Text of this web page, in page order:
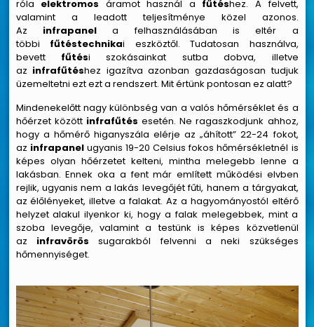
róla elektromos áramot használ a fűtéshez. A felvett,
valamint a leadott teljesítménye közel azonos.
Az infrapanela felhasználásában is eltér a
többi fűtéstechnikai eszköztől. Tudatosan használva,
bevett fűtési szokásainkat sutba dobva, illetve
az infrafűtéshez igazítva azonban gazdaságosan tudjuk
üzemeltetni ezt ezt a rendszert. Mit értünk pontosan ez alatt?
Mindenekelőtt nagy különbség van a valós hőmérséklet és a
hőérzet között infrafűtés esetén. Ne ragaszkodjunk ahhoz,
hogy a hőmérő higanyszála elérje az „áhított” 22-24 fokot,
az infrapanelugyanis 19-20 Celsius fokos hőmérsékletnél is
képes olyan hőérzetet kelteni, mintha melegebb lenne a
lakásban. Ennek oka a fent már említett működési elvben
rejlik, ugyanis nem a lakás levegőjét fűti, hanem a tárgyakat,
az élőlényeket, illetve a falakat. Az a hagyományostól eltérő
helyzet alakul ilyenkor ki, hogy a falak melegebbek, mint a
szoba levegője, valamint a testünk is képes közvetlenül
az infravörös sugarakból felvenni a neki szükséges
hőmennyiséget.